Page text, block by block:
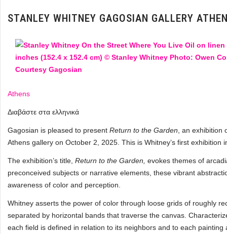
STANLEY WHITNEY GAGOSIAN GALLERY
Athens
Διαβάστε στα ελληνικά
Gagosian is pleased to present Return to the Garden , an
Athens gallery on October 2, 2025. This is Whitney’s first
The exhibition’s title, Return to the Garden, evokes themes of
preconceived subjects or narrative elements, these vibrant
awareness of color and perception.
Whitney asserts the power of color through loose grids of roughly
separated by horizontal bands that traverse the canvas.
each field is defined in relation to its neighbors and to each